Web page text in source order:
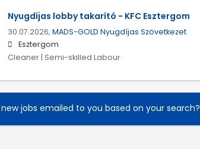
Nyugdíjas lobby takarító - KFC Esztergom
30.07.2026, MADS-GOLD Nyugdíjas Szövetkezet
Esztergom
Cleaner | Semi-skilled Labour
jobs emailed to you based on your search?